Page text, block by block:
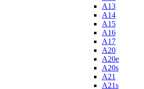
A13
A14
A15
A16
A17
A20
A20e
A20s
A21
A21s